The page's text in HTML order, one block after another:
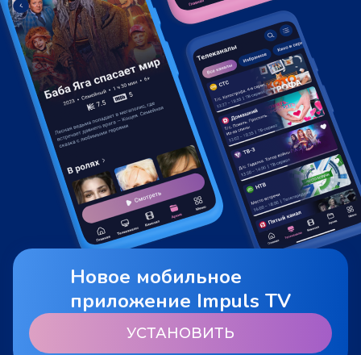
Новое мобильное
приложение Impuls TV
УСТАНОВИТЬ